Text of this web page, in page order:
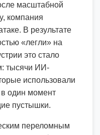
масштабной
компания
В результате
«легли» на
это стало
тысячи ИИ-
использовали
в один момент
пустышки.
переломным